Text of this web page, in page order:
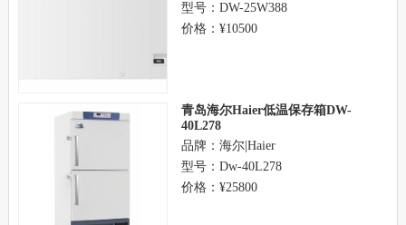
型号：DW-25W388
价格：¥10500
青岛海尔Haier低温保存箱DW-
40L278
品牌：海尔|Haier
型号：Dw-40L278
价格：¥25800